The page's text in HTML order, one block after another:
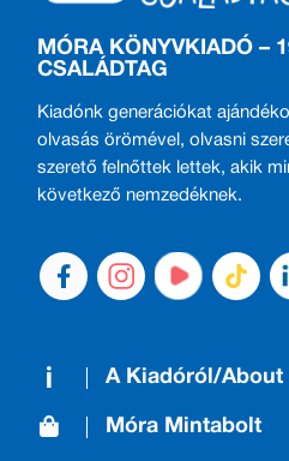
MÓRA KÖNYVKIADÓ –
CSALÁDTAG
Kiadónk generációkat
olvasás örömével, olvasni
szerető felnőttek lettek, akik
következő nemzedéknek.
A Kiadóról/About
Móra Mintabolt